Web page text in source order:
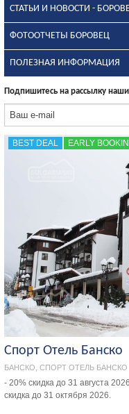
СТАТЬИ И НОВОСТИ -
ФОТООТЧЕТЫ БОРОВЕЦ
ПОЛЕЗНАЯ ИНФОРМАЦИЯ
Подпишитесь на рассылку
BEST DEAL EARLY
Спорт Отель Банско
БАНСКО, СПОРТ ОТЕЛЬ БАНСКО
- 20% скидка до 31 августа
скидка до 31 октября 2026.